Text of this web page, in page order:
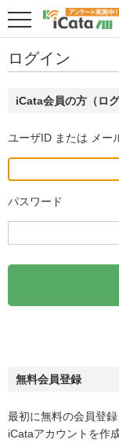
ログイン
iCata会員の方（ログ
ユーザID または メー
パスワード
無料会員登録
最初に無料の会員登録
iCataアカウントを作